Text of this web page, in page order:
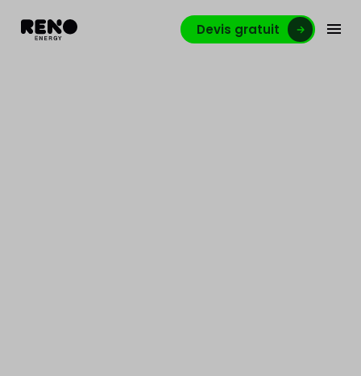
Devis gratuit